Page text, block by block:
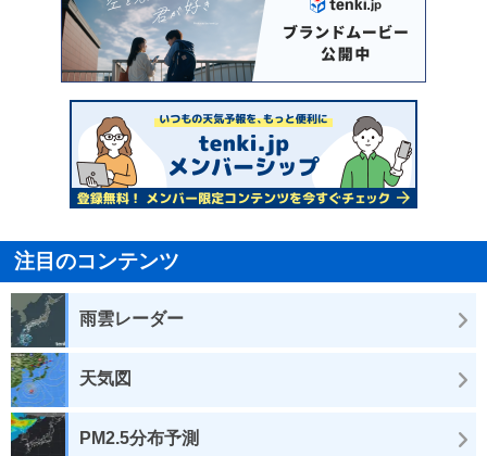
注目のコンテンツ
雨雲レーダー
天気図
PM2.5分布予測